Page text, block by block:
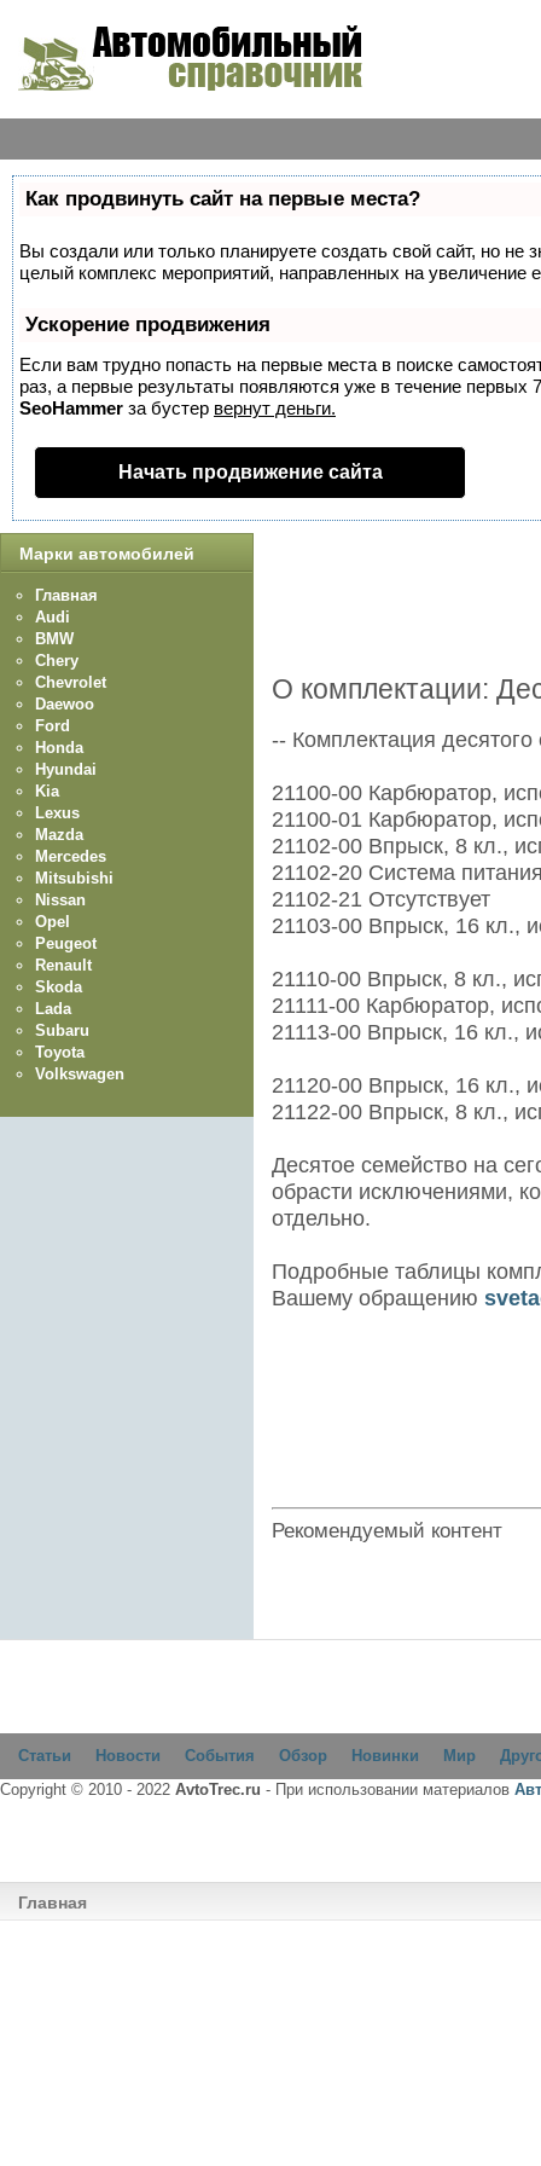
Как продвинуть сайт на первые места?
Вы создали или только планируете создать свой сайт, но не
целый комплекс мероприятий, направленных на увеличение
Ускорение продвижения
Если вам трудно попасть на первые места в поиске
раз, а первые результаты появляются уже в течение первых
SeoHammer за бустер вернут деньги.
Начать продвижение сайта
О комплектации:
-- Комплектация десятого
21100-00 Карбюратор,
21100-01 Карбюратор,
21102-00 Впрыск, 8 кл.,
21102-20 Система
21102-21 Отсутствует
21103-00 Впрыск, 16 кл.,
21110-00 Впрыск, 8 кл.,
21111-00 Карбюратор,
21113-00 Впрыск, 16 кл.,
21120-00 Впрыск, 16 кл.,
21122-00 Впрыск, 8 кл.,
Десятое семейство на
обрасти исключениями,
отдельно.
Подробные таблицы
Вашему обращению
Рекомендуемый контент
Марки автомобилей
Главная
Audi
BMW
Chery
Chevrolet
Daewoo
Ford
Honda
Hyundai
Kia
Lexus
Mazda
Mercedes
Mitsubishi
Nissan
Opel
Peugeot
Renault
Skoda
Lada
Subaru
Toyota
Volkswagen
Статьи Новости События Обзор Новинки Мир
Copyright © 2010 - 2022 AvtoTrec.ru - При использовании материалов
Главная